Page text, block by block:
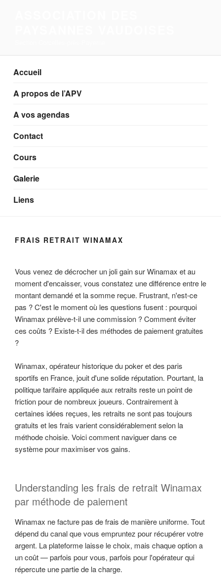
Accueil
A propos de l’APV
A vos agendas
Contact
Cours
Galerie
Liens
FRAIS RETRAIT WINAMAX
Vous venez de décrocher un joli gain sur Winamax et au
moment d'encaisser, vous constatez une différence entre le
montant demandé et la somme reçue. Frustrant, n'est-ce
pas ? C'est le moment où les questions fusent : pourquoi
Winamax prélève-t-il une commission ? Comment éviter
ces coûts ? Existe-t-il des méthodes de paiement gratuites
?
Winamax, opérateur historique du poker et des paris
sportifs en France, jouit d'une solide réputation. Pourtant, la
politique tarifaire appliquée aux retraits reste un point de
friction pour de nombreux joueurs. Contrairement à
certaines idées reçues, les retraits ne sont pas toujours
gratuits et les frais varient considérablement selon la
méthode choisie. Voici comment naviguer dans ce
système pour maximiser vos gains.
Understanding les frais de retrait Winamax
par méthode de paiement
Winamax ne facture pas de frais de manière uniforme. Tout
dépend du canal que vous empruntez pour récupérer votre
argent. La plateforme laisse le choix, mais chaque option a
un coût — parfois pour vous, parfois pour l'opérateur qui
répercute une partie de la charge.